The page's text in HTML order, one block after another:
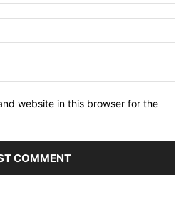
website in this browser for the